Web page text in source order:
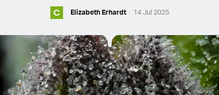
English (United Kingdom)
English (United States)
Spanish (Spain)
C Elizabeth Erhardt 14 Jul 2025